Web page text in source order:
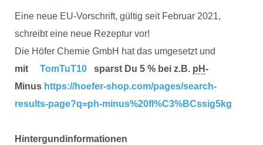
Eine neue EU-Vorschrift, gültig seit Februar 2021,
schreibt eine neue Rezeptur vor!
Die Höfer Chemie GmbH hat das umgesetzt und
mit TomTuT10 sparst Du 5 % bei z.B. pH-
Minus https://hoefer-shop.com/pages/search-
results-page?q=ph-minus%20fl%C3%BCssig5kg
Hintergundinformationen